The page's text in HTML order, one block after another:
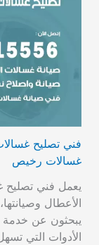
غسالات رخيص
يعمل فني تصليح
الأعطال
يبحثون عن خدمة
الأدوات التي